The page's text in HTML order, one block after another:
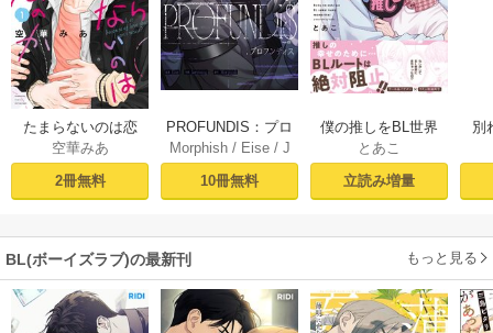
たまらないのは恋
なのか（１）【シ
ーモア限定特典付
き】
空華みあ
2冊無料
PROFUNDIS：プロ
フンディス【タテ
ヨミ】1
Morphish/ Eise/ J
aeyoung
10冊無料
僕の推しをBL世界
から守りたい【シ
ーモア限定特典付
き電子単行本】 上
とあこ
立読み増量
別
BL(ボーイズラブ)の最新刊 もっと見る